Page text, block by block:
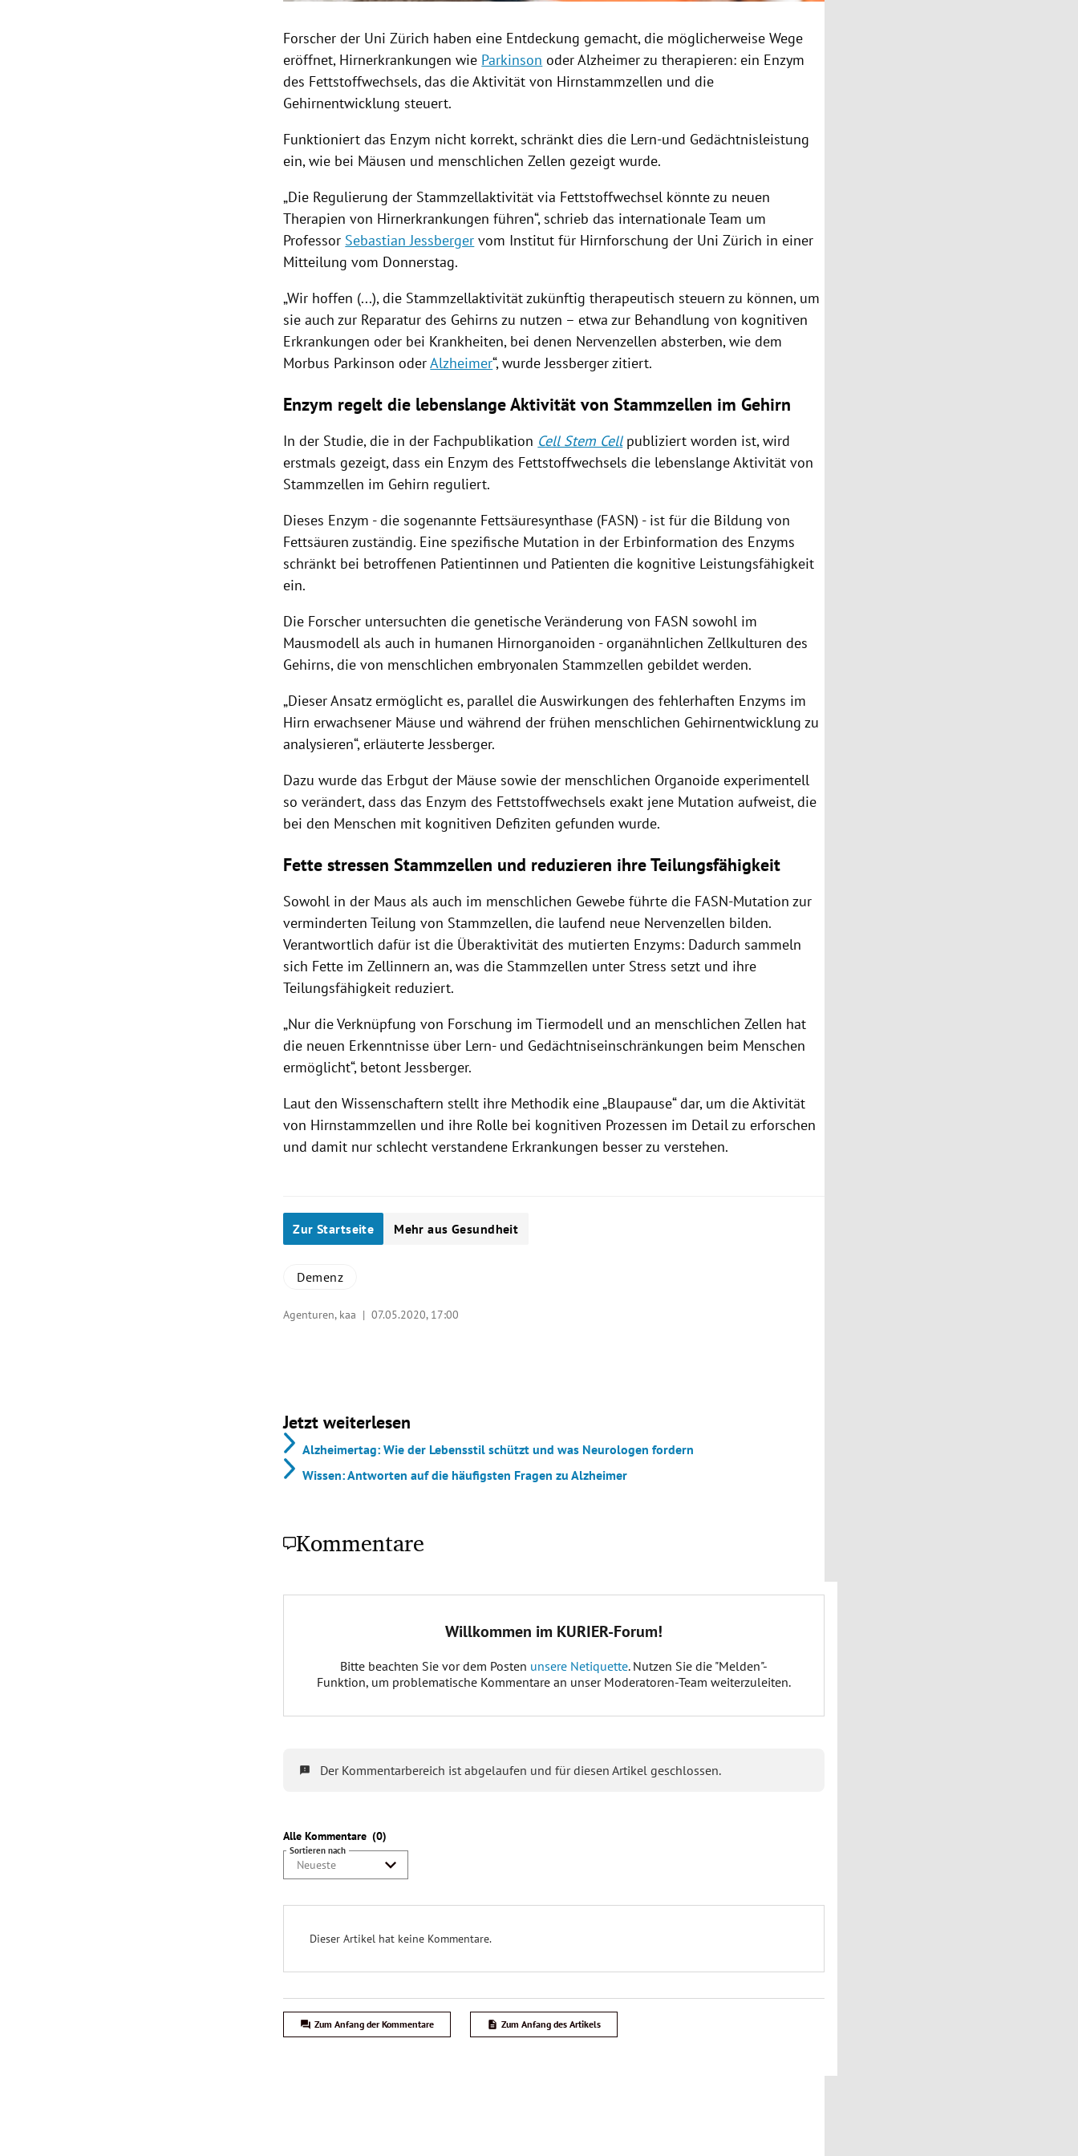
Forscher der Uni Zürich haben eine Entdeckung gemacht, die möglicherweise Wege
eröffnet, Hirnerkrankungen wie Parkinson oderAlzheimerzu therapieren: ein Enzym
des Fettstoffwechsels, das die Aktivität von Hirnstammzellen und die
Gehirnentwicklung steuert.
Funktioniert das Enzym nicht korrekt, schränkt dies die Lern-und Gedächtnisleistung
ein, wie bei Mäusen und menschlichen Zellen gezeigt wurde.
„Die Regulierung der Stammzellaktivität via Fettstoffwechsel könnte zu neuen
Therapien von Hirnerkrankungen führen“, schrieb das internationale Team um
Professor Sebastian Jessberger vom Institut für Hirnforschung der Uni Zürich in einer
Mitteilung vom Donnerstag.
„Wir hoffen (...), die Stammzellaktivität zukünftig therapeutisch steuern zu können, um
sie auch zur Reparatur des Gehirns zu nutzen – etwa zur Behandlung von kognitiven
Erkrankungen oder bei Krankheiten, bei denen Nervenzellen absterben, wie dem
Morbus Parkinson oderAlzheimer“, wurdeJessbergerzitiert.
Enzym regelt die lebenslange Aktivität von Stammzellen im Gehirn
In der Studie, die in der Fachpublikation Cell Stem Cellpubliziert worden ist, wird
erstmals gezeigt, dass ein Enzym des Fettstoffwechsels die lebenslange Aktivität von
Stammzellen im Gehirn reguliert.
Dieses Enzym - die sogenannte Fettsäuresynthase (FASN) - ist für die Bildung von
Fettsäuren zuständig. Eine spezifische Mutation in der Erbinformation des Enzyms
schränkt bei betroffenen Patientinnen und Patienten die kognitive Leistungsfähigkeit
ein.
Die Forscher untersuchten die genetische Veränderung von FASN sowohl im
Mausmodell als auch in humanen Hirnorganoiden - organähnlichen Zellkulturen des
Gehirns, die von menschlichen embryonalen Stammzellen gebildet werden.
„Dieser Ansatz ermöglicht es, parallel die Auswirkungen des fehlerhaften Enzyms im
Hirn erwachsener Mäuse und während der frühen menschlichen Gehirnentwicklung zu
analysieren“, erläuterteJessberger.
Dazu wurde das Erbgut der Mäuse sowie der menschlichen Organoide experimentell
so verändert, dass das Enzym des Fettstoffwechsels exakt jene Mutation aufweist, die
bei den Menschen mit kognitiven Defiziten gefunden wurde.
Fette stressen Stammzellen und reduzieren ihre Teilungsfähigkeit
Sowohl in der Maus als auch im menschlichen Gewebe führte die FASN-Mutation zur
verminderten Teilung von Stammzellen, die laufend neue Nervenzellen bilden.
Verantwortlich dafür ist die Überaktivität des mutierten Enzyms: Dadurch sammeln
sich Fette im Zellinnern an, was die Stammzellen unter Stress setzt und ihre
Teilungsfähigkeit reduziert.
„Nur die Verknüpfung von Forschung im Tiermodell und an menschlichen Zellen hat
die neuen Erkenntnisse über Lern- und Gedächtniseinschränkungen beim Menschen
ermöglicht“, betontJessberger.
Laut den Wissenschaftern stellt ihre Methodikeine „Blaupause“ dar, um die Aktivität
von Hirnstammzellen und ihre Rolle bei kognitiven Prozessen im Detail zu erforschen
und damit nur schlecht verstandene Erkrankungen besser zu verstehen.
Zur Startseite Mehr aus Gesundheit
Demenz
Agenturen, kaa |07.05.2020, 17:00
Jetzt weiterlesen
Alzheimertag: Wie der Lebensstil schützt und was Neurologen fordern
Wissen: Antworten auf die häufigsten Fragen zu Alzheimer
Kommentare